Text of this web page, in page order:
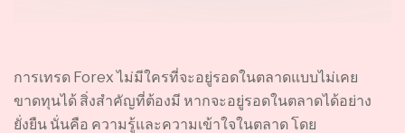
การเทรด Forex ไม่มีใครที่จะอยู่รอดในตลาดแบบไม่เคย
ขาดทุนได้ สิ่งสำคัญที่ต้องมี หากจะอยู่รอดในตลาดได้อย่าง
ยั่งยืน นั่นคือ ความรู้และความเข้าใจในตลาด โดย